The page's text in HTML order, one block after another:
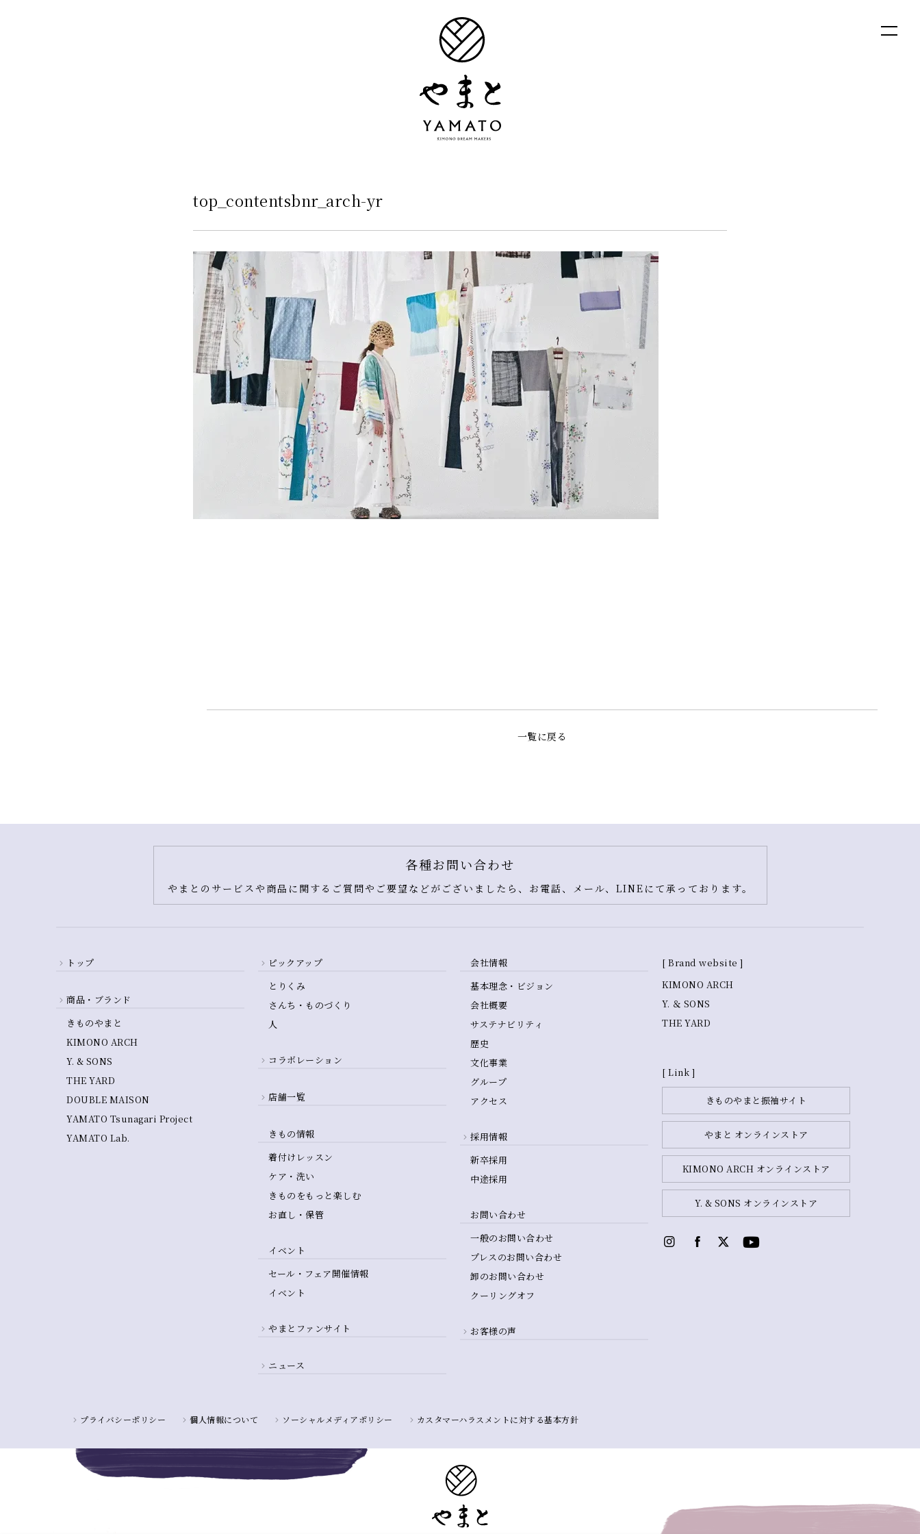
top_contentsbnr_arch-yr
一覧に戻る
各種お問い合わせ
やまとのサービスや商品に関するご質問やご要望などがございましたら、お電話、メール、LINEにて承っております。
トップ
商品・ブランド
きものやまと
KIMONO ARCH
Y. & SONS
THE YARD
DOUBLE MAISON
YAMATO Tsunagari Project
YAMATO Lab.
ピックアップ
とりくみ
さんち・ものづくり
人
コラボレーション
店舗一覧
きもの情報
着付けレッスン
ケア・洗い
きものをもっと楽しむ
お直し・保管
イベント
セール・フェア開催情報
イベント
やまとファンサイト
ニュース
会社情報
基本理念・ビジョン
会社概要
サステナビリティ
歴史
文化事業
グループ
アクセス
採用情報
新卒採用
中途採用
お問い合わせ
一般のお問い合わせ
プレスのお問い合わせ
卸のお問い合わせ
クーリングオフ
お客様の声
プライバシーポリシー 個人情報について ソーシャルメディアポリシー カスタマーハラスメントに対する基本方針
[ Brand website ]
KIMONO ARCH
Y. ＆ SONS
THE YARD
[ Link ]
きものやまと振袖サイト
やまと オンラインストア
KIMONO ARCH オンラインストア
Y. & SONS オンラインストア